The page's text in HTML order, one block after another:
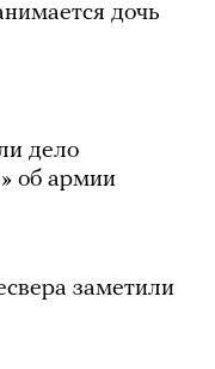
дочь
дело
об армии
заметили